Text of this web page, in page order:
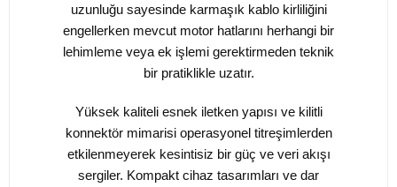
uzunluğu sayesinde karmaşık kablo kirliliğini
engellerken mevcut motor hatlarını herhangi bir
lehimleme veya ek işlemi gerektirmeden teknik
bir pratiklikle uzatır.
Yüksek kaliteli esnek iletken yapısı ve kilitli
konnektör mimarisi operasyonel titreşimlerden
etkilenmeyerek kesintisiz bir güç ve veri akışı
sergiler. Kompakt cihaz tasarımları ve dar